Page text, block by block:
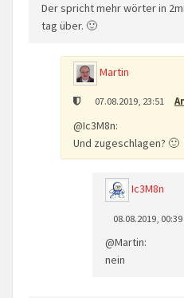
Der spricht mehr wörter in
tag über. 🙂
Martin
07.08.2019, 23:51
@Ic3M8n:
Und zugeschlagen? 🙂
Ic3M8n
08.08.2019, 00:39
@Martin:
nein